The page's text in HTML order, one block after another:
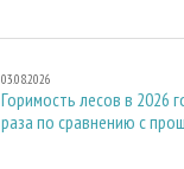
03.08.2026
Горимость лесов в 2026
раза по сравнению с